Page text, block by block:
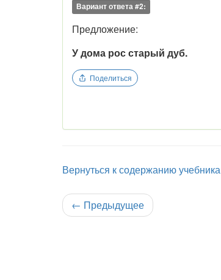
Вариант ответа #2:
Предложение:
У дома рос старый дуб.
Поделиться
Вернуться к содержанию учебника
← Предыдущее